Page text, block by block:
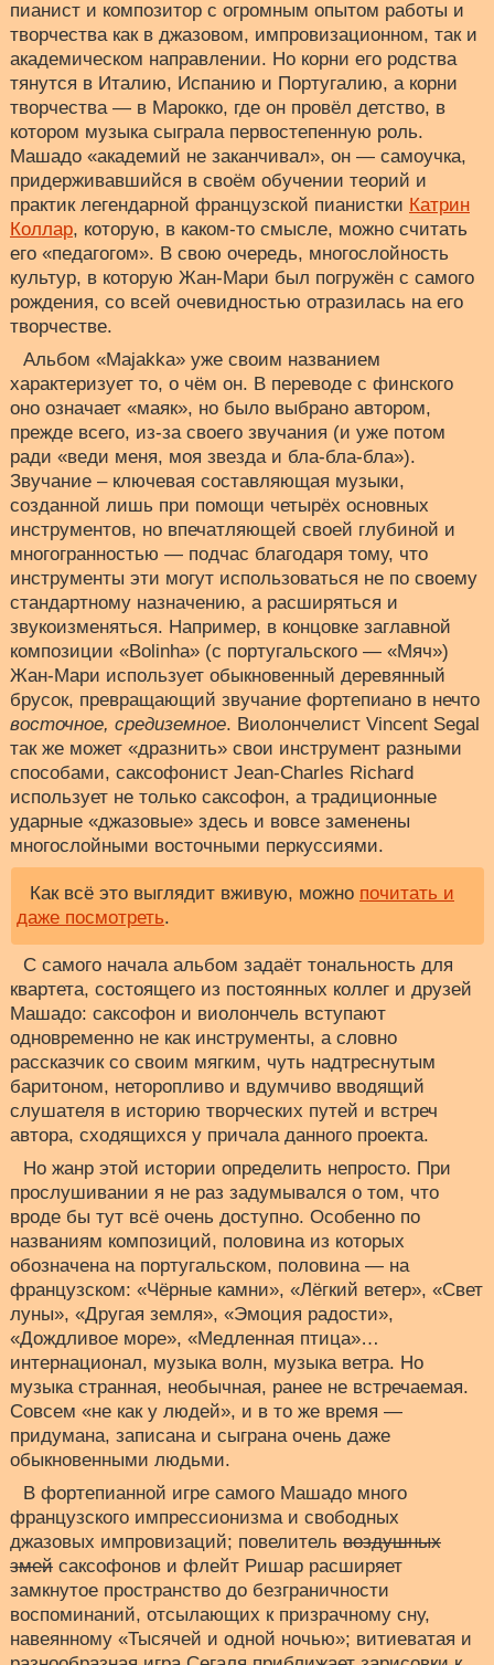
пианист и композитор с огромным опытом работы и
творчества как в джазовом, импровизационном, так и
академическом направлении. Но корни его родства
тянутся в Италию, Испанию и Португалию, а корни
творчества — в Марокко, где он провёл детство, в
котором музыка сыграла первостепенную роль.
Машадо «академий не заканчивал», он — самоучка,
придерживавшийся в своём обучении теорий и
практик легендарной французской пианистки Катрин
Коллар, которую, в каком-то смысле, можно считать
его «педагогом». В свою очередь, многослойность
культур, в которую Жан-Мари был погружён с самого
рождения, со всей очевидностью отразилась на его
творчестве.
Альбом «Majakka» уже своим названием
характеризует то, о чём он. В переводе с финского
оно означает «маяк», но было выбрано автором,
прежде всего, из-за своего звучания (и уже потом
ради «веди меня, моя звезда и бла-бла-бла»).
Звучание – ключевая составляющая музыки,
созданной лишь при помощи четырёх основных
инструментов, но впечатляющей своей глубиной и
многогранностью — подчас благодаря тому, что
инструменты эти могут использоваться не по своему
стандартному назначению, а расширяться и
звукоизменяться. Например, в концовке заглавной
композиции «Bolinha» (с португальского — «Мяч»)
Жан-Мари использует обыкновенный деревянный
брусок, превращающий звучание фортепиано в нечто
восточное, средиземное. Виолончелист Vincent Segal
так же может «дразнить» свои инструмент разными
способами, саксофонист Jean-Charles Richard
использует не только саксофон, а традиционные
ударные «джазовые» здесь и вовсе заменены
многослойными восточными перкуссиями.
Как всё это выглядит вживую, можно почитать и
даже посмотреть.
С самого начала альбом задаёт тональность для
квартета, состоящего из постоянных коллег и друзей
Машадо: саксофон и виолончель вступают
одновременно не как инструменты, а словно
рассказчик со своим мягким, чуть надтреснутым
баритоном, неторопливо и вдумчиво вводящий
слушателя в историю творческих путей и встреч
автора, сходящихся у причала данного проекта.
Но жанр этой истории определить непросто. При
прослушивании я не раз задумывался о том, что
вроде бы тут всё очень доступно. Особенно по
названиям композиций, половина из которых
обозначена на португальском, половина — на
французском: «Чёрные камни», «Лёгкий ветер», «Свет
луны», «Другая земля», «Эмоция радости»,
«Дождливое море», «Медленная птица»…
интернационал, музыка волн, музыка ветра. Но
музыка странная, необычная, ранее не встречаемая.
Совсем «не как у людей», и в то же время —
придумана, записана и сыграна очень даже
обыкновенными людьми.
В фортепианной игре самого Машадо много
французского импрессионизма и свободных
джазовых импровизаций; повелитель воздушных
змей саксофонов и флейт Ришар расширяет
замкнутое пространство до безграничности
воспоминаний, отсылающих к призрачному сну,
навеянному «Тысячей и одной ночью»; витиеватая и